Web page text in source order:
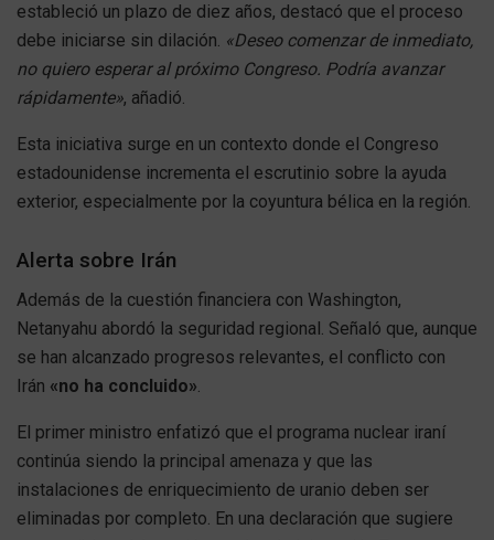
estableció un plazo de diez años, destacó que el proceso
debe iniciarse sin dilación. «Deseo comenzar de inmediato,
no quiero esperar al próximo Congreso. Podría avanzar
rápidamente», añadió.
Esta iniciativa surge en un contexto donde el Congreso
estadounidense incrementa el escrutinio sobre la ayuda
exterior, especialmente por la coyuntura bélica en la región.
Alerta sobre Irán
Además de la cuestión financiera con Washington,
Netanyahu abordó la seguridad regional. Señaló que, aunque
se han alcanzado progresos relevantes, el conflicto con
Irán «no ha concluido».
El primer ministro enfatizó que el programa nuclear iraní
continúa siendo la principal amenaza y que las
instalaciones de enriquecimiento de uranio deben ser
eliminadas por completo. En una declaración que sugiere